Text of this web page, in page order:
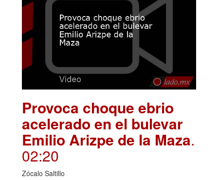
Provoca choque ebrio
acelerado en el bulevar
Emilio Arizpe de la Maza.
02:20
Zócalo Saltillo